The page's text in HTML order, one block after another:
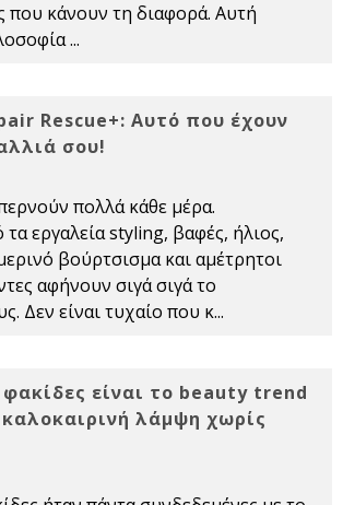
που κάνουν τη διαφορά. Αυτή
...
Rescue+: Αυτό που έχουν
σου!
πολλά κάθε μέρα.
εργαλεία styling, βαφές, ήλιος,
βούρτσισμα και αμέτρητοι
αφήνουν σιγά σιγά το
Δεν είναι τυχαίο που κ...
είναι το beauty trend
λάμψη χωρίς